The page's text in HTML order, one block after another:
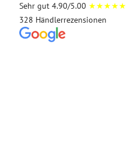
Sehr gut 4.90/5.00 ★★★★★
328 Händlerrezensionen